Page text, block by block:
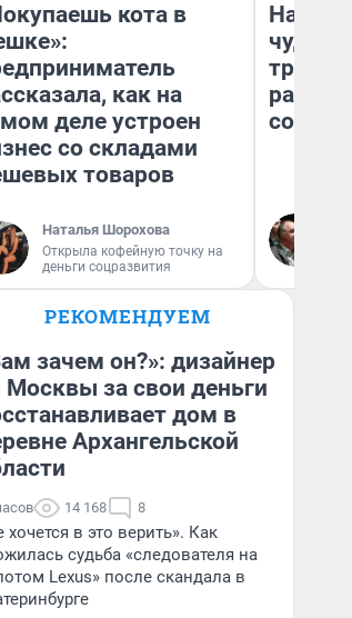
кота в
как на
деле устроен
со складами
товаров
Наталья Шорохова
Открыла кофейную точку на
деньги соцразвития
чудом
РЕКОМЕНДУЕМ
зачем он?»: дизайнер
Москвы за свои деньги
дом в
Архангельской
14 168 8
хочется в это верить». Как
судьба «следователя на
Lexus» после скандала в